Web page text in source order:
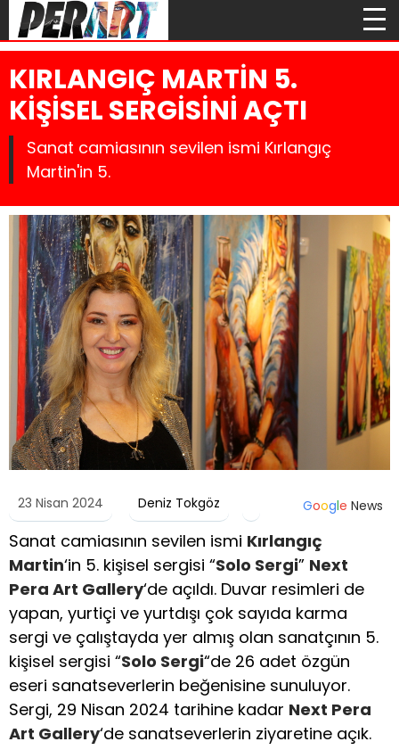
KIRLANGIÇ MARTİN 5.
KİŞİSEL SERGİSİNİ AÇTI
Sanat camiasının sevilen ismi Kırlangıç
Martin'in 5.
23 Nisan 2024 Deniz Tokgöz Google News
Sanat camiasının sevilen ismi Kırlangıç
Martin‘in 5. kişisel sergisi “Solo Sergi” Next
Pera Art Gallery‘de açıldı. Duvar resimleri de
yapan, yurtiçi ve yurtdışı çok sayıda karma
sergi ve çalıştayda yer almış olan sanatçının 5.
kişisel sergisi “Solo Sergi“de 26 adet özgün
eseri sanatseverlerin beğenisine sunuluyor.
Sergi, 29 Nisan 2024 tarihine kadar Next Pera
Art Gallery‘de sanatseverlerin ziyaretine açık.